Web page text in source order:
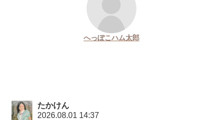
へっぽこハム太郎
たかけん
2026.08.01 14:37